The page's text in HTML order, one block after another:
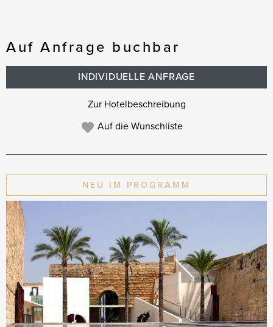
Auf Anfrage buchbar
INDIVIDUELLE ANFRAGE
Zur Hotelbeschreibung
Auf die Wunschliste
NEU IM PROGRAMM